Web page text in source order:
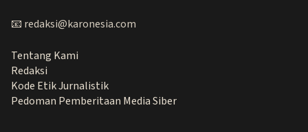
📧 redaksi@karonesia.com
Tentang Kami
Redaksi
Kode Etik Jurnalistik
Pedoman Pemberitaan Media Siber